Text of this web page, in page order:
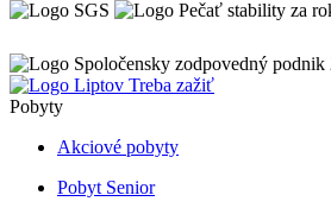
Pobyty
Akciové pobyty
Pobyt Senior